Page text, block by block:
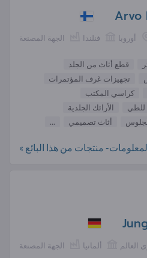
Arvo
الجهة المصنعة فنلندا أوروبا
قطع أثاث من الجلد
تجهيزات غرف المؤتمرات
كراسي المكتب
للطي
الأرائك الجلدية
أثاث تصميمي ...
منتجات من هذا البائع »
الجهة المصنعة ألمانيا العالم